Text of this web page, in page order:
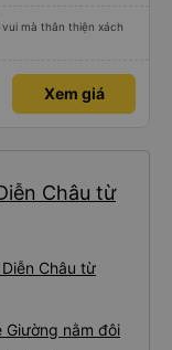
mà thân thiện xách
Xem giá
Châu từ
Châu từ
Giường nằm đôi